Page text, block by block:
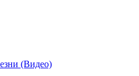
(Видео)